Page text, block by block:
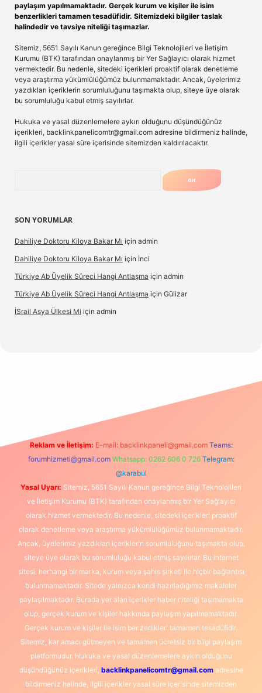
paylaşım yapılmamaktadır. Gerçek kurum ve kişiler ile isim
benzerlikleri tamamen tesadüfidir. Sitemizdeki bilgiler taslak
halindedir ve tavsiye niteliği taşımazlar.
Sitemiz, 5651 Sayılı Kanun gereğince Bilgi Teknolojileri ve İletişim
Kurumu (BTK) tarafından onaylanmış bir Yer Sağlayıcı olarak hizmet
vermektedir. Bu nedenle, sitedeki içerikleri proaktif olarak denetleme
veya araştırma yükümlülüğümüz bulunmamaktadır. Ancak, üyelerimiz
yazdıkları içeriklerin sorumluluğunu taşımakta olup, siteye üye olarak
bu sorumluluğu kabul etmiş sayılırlar.
Hukuka ve yasal düzenlemelere aykırı olduğunu düşündüğünüz
içerikleri, backlinkpanelicomtr@gmail.com adresine bildirmeniz halinde,
ilgili içerikler yasal süre içerisinde sitemizden kaldırılacaktır.
SON YORUMLAR
Dahiliye Doktoru Kiloya Bakar Mı için admin
Dahiliye Doktoru Kiloya Bakar Mı için İnci
Türkiye Ab Üyelik Süreci Hangi Antlaşma için admin
Türkiye Ab Üyelik Süreci Hangi Antlaşma için Gülizar
İSrail Asya Ülkesi Mi için admin
Reklam ve İletişim: E-mail: backlinkpaneli@gmail.com Teams:
forumhizmeti@gmail.com Whatsapp: 0262 606 0 726 Telegram:
@karabul
Yasal Uyarı: Sitemiz, 5651 Sayılı Kanun gereğince Bilgi Teknolojileri
ve İletişim Kurumu (BTK) tarafından onaylanmış bir Yer Sağlayıcı
olarak hizmet vermektedir. Bu nedenle, sitedeki içerikleri proaktif
olarak denetleme veya araştırma yükümlülüğümüz bulunmamaktadır.
Ancak, üyelerimiz yazdıkları içeriklerin sorumluluğunu taşımakta olup,
siteye üye olarak bu sorumluluğu kabul etmiş sayılırlar. Bu internet
sitesi, herhangi bir marka, kurum veya şahıs şirketi ile hiçbir bağlantısı
bulunmamaktadır. Sitede yalnızca kendi hazırladığımız makaleler
paylaşılmaktadır. Burada yer alan içerikler haber niteliği taşımamakta
olup, gerçek kurum ve kişiler hakkında paylaşım yapılmamaktadır.
Gerçek kurum ve kişiler ile isim benzerlikleri tamamen tesadüfidir.
Sitemiz, kar amacı gütmeyen ve tamamen ücretsiz bir bilgi paylaşım
platformudur. Hukuka ve yasal düzenlemelere aykırı olduğunu
düşündüğünüz içerikleri, backlinkpanelicomtr@gmail.comadresine
bildirmeniz halinde, ilgili içerikler yasal süre içerisinde sitemizden